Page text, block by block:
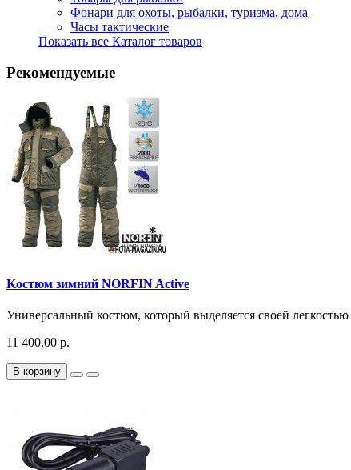
Фонари для охоты, рыбалки, туризма, дома
Часы тактические
Показать все Каталог товаров
Рекомендуемые
Kостюм зимний NORFIN Active
Универсальный костюм, который выделяется своей
11 400.00 р.
В корзину